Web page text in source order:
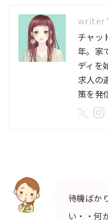
チャッ
年。家
ディを
求人の
策を発
待機ばか
い・・何